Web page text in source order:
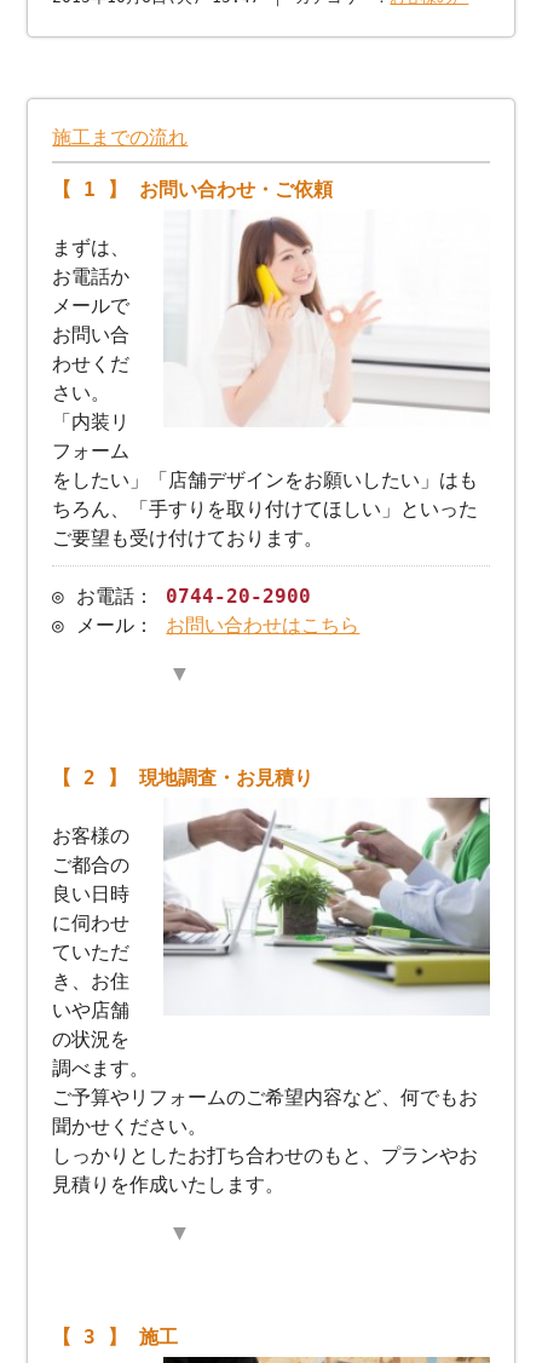
施工までの流れ
【 1 】 お問い合わせ・ご依頼
まずは、
お電話か
メールで
お問い合
わせくだ
さい。
「内装リ
フォーム
をしたい」「店舗デザインをお願いしたい」はも
ちろん、「手すりを取り付けてほしい」といった
ご要望も受け付けております。
◎ お電話： 0744-20-2900
◎ メール： お問い合わせはこちら
▼
【 2 】 現地調査・お見積り
お客様の
ご都合の
良い日時
に伺わせ
ていただ
き、お住
いや店舗
の状況を
調べます。
ご予算やリフォームのご希望内容など、何でもお
聞かせください。
しっかりとしたお打ち合わせのもと、プランやお
見積りを作成いたします。
▼
【 3 】 施工